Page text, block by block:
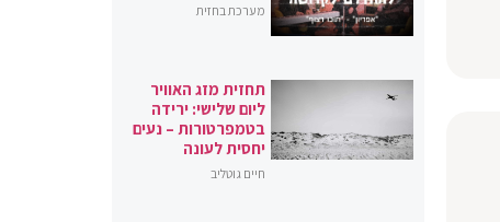
מערכת בחזית
תחזית מזג האוויר
ליום שלישי: ירידה
בטמפרטורות – נעים
יחסית לעונה
חיים גוטליב